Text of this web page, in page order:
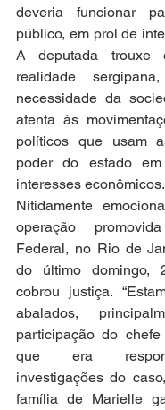
deveria funcionar
público, em prol de
A deputada
realidade
necessidade da
atenta às
políticos que usam
poder do estado
interesses econômicos.
Nitidamente
operação
Federal, no Rio de
do último domingo,
cobrou justiça.
abalados,
participação do
que era
investigações do
família de Marielle